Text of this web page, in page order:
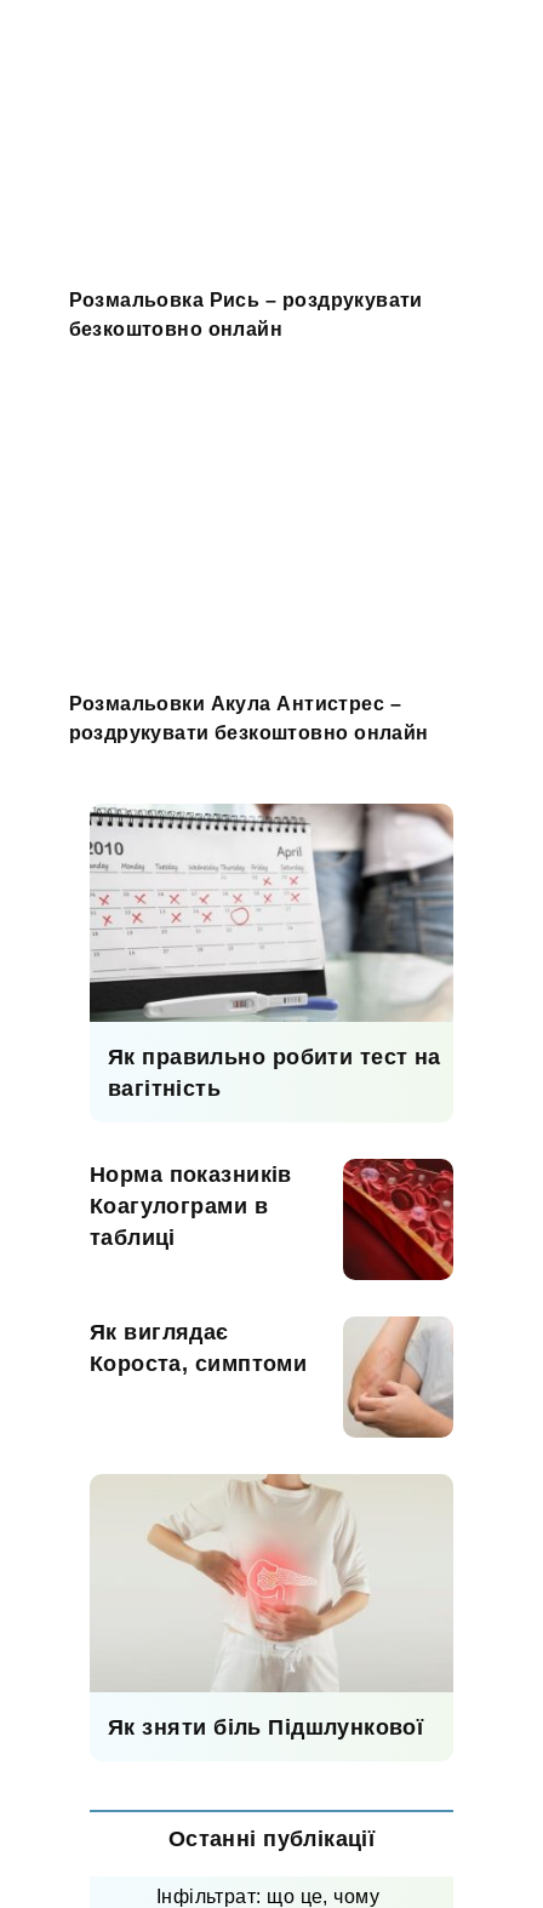
Розмальовка Рись – роздрукувати
безкоштовно онлайн
Розмальовки Акула Антистрес –
роздрукувати безкоштовно онлайн
Як правильно робити тест на
вагітність
Норма показників
Коагулограми в
таблиці
Як виглядає
Короста, симптоми
Як зняти біль Підшлункової
Останні публікації
Інфільтрат: що це, чому